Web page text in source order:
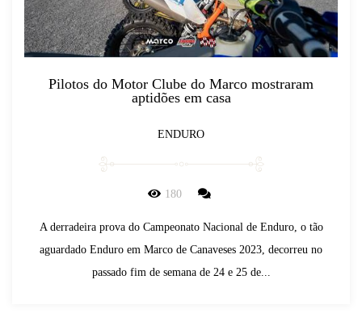
Pilotos do Motor Clube do Marco mostraram
aptidões em casa
ENDURO
180
A derradeira prova do Campeonato Nacional de Enduro, o tão
aguardado Enduro em Marco de Canaveses 2023, decorreu no
passado fim de semana de 24 e 25 de...